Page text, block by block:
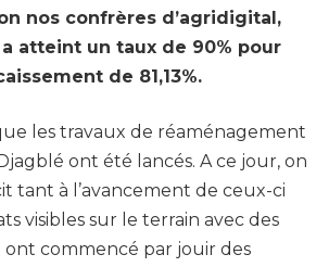
nos confrères d’agridigital,
atteint un taux de 90% pour
de 81,13%.
les travaux de réaménagement
ont été lancés. A ce jour, on
tant à l’avancement de ceux-ci
visibles sur le terrain avec des
commencé par jouir des